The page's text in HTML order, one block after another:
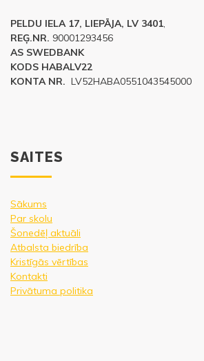
PELDU IELA 17, LIEPĀJA, LV 3401,
REĢ.NR. 90001293456
AS SWEDBANK
KODS HABALV22
KONTA NR. LV52HABA0551043545000
SAITES
Sākums
Par skolu
Šonedēļ aktuāli
Atbalsta biedrība
Kristīgās vērtības
Kontakti
Privātuma politika